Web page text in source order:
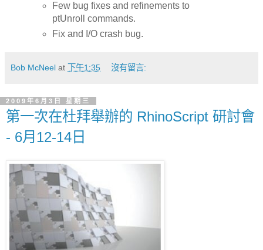
Few bug fixes and refinements to
ptUnroll commands.
Fix and I/O crash bug.
Bob McNeel at 下午1:35 沒有留言:
2009年6月3日 星期三
第一次在杜拜舉辦的 RhinoScript 研討會
- 6月12-14日